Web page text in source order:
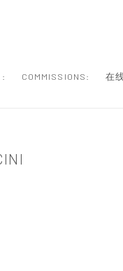
: COMMISSIONS: 在